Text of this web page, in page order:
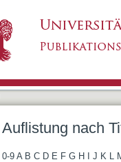
Auflistung nach
0-9 A B C D E F G H J K L